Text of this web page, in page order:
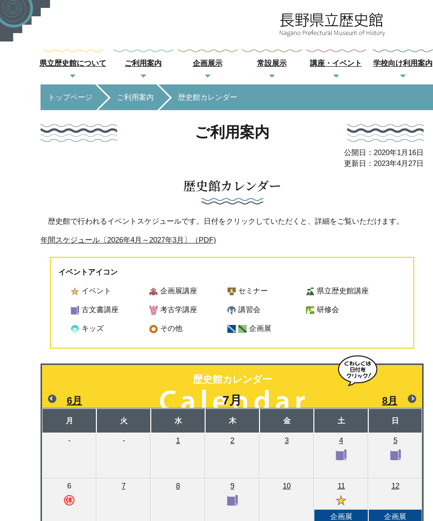
県立歴史館について ご利用案内 企画展示 常設展示 講座・イベント 学校向け利用案内
トップページ ご利用案内 歴史館カレンダー
ご利用案内
公開日：2020年1月16日
更新日：2023年4月27日
歴史館カレンダー
歴史館で行われるイベントスケジュールです。日付をクリックしていただくと、詳細をご覧いただけます。
年間スケジュール〔2026年4月～2027年3月〕（PDF)
イベントアイコン
イベント 企画展講座 セミナー 県立歴史館講座
古文書講座 考古学講座 講習会 研修会
キッズ その他 企画展
歴史館カレンダー
6月
7月 8月
月 火 水 木 金 土 日
- - 1 2 3 4 5
6 7 8 9 10 11
企画展
12
企画展